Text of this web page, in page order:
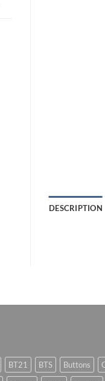
DESCRIPTION
BT21 BTS Buttons